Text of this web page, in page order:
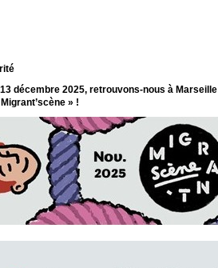
décembre 2025, retrouvons-nous à Marseille
» !